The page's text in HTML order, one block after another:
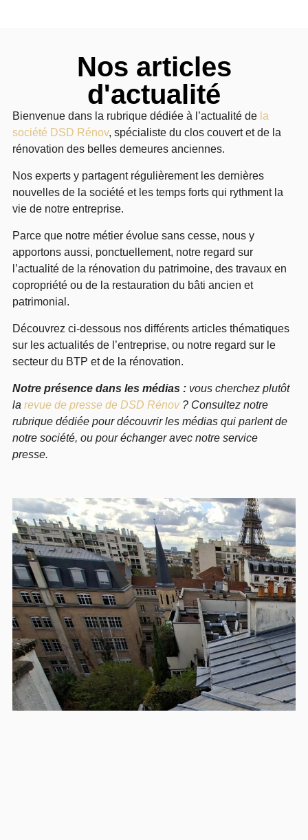
Nos articles
d'actualité
Bienvenue dans la rubrique dédiée à l’actualité de la
société DSD Rénov, spécialiste du clos couvert et de la
rénovation des belles demeures anciennes.
Nos experts y partagent régulièrement les dernières
nouvelles de la société et les temps forts qui rythment la
vie de notre entreprise.
Parce que notre métier évolue sans cesse, nous y
apportons aussi, ponctuellement, notre regard sur
l’actualité de la rénovation du patrimoine, des travaux en
copropriété ou de la restauration du bâti ancien et
patrimonial.
Découvrez ci-dessous nos différents articles thématiques
sur les actualités de l’entreprise, ou notre regard sur le
secteur du BTP et de la rénovation.
Notre présence dans les médias :vous cherchez plutôt
la revue de presse de DSD Rénov? Consultez notre
rubrique dédiée pour découvrir les médias qui parlent de
notre société, ou pour échanger avec notre service
presse.